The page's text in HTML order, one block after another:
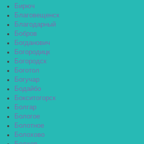
Бирюч
Благовещенск
Благодарный
Бобров
Богданович
Богородицк
Богородск
Боготол
Богучар
Бодайбо
Бокситогорск
Болгар
Бологое
Болотное
Болохово